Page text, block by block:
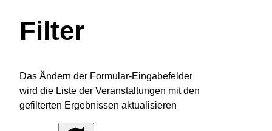
Filter
Das Ändern der Formular-Eingabefelder
wird die Liste der Veranstaltungen mit den
gefilterten Ergebnissen aktualisieren